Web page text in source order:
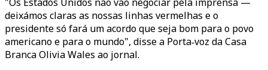
deixámos claras as nossas linhas vermelhas e o
presidente só fará um acordo que seja bom para o povo
americano e para o mundo", disse a Porta‑voz da Casa
Branca Olivia Wales ao jornal.